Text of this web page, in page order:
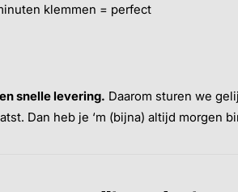
klemmen = perfect
snelle levering. Daarom sturen we
Dan heb je ‘m (bijna) altijd morgen